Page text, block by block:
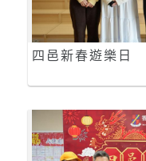
四邑新春遊樂日